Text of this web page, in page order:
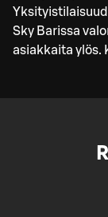
Sky Barissa
asiakkaita ylös.